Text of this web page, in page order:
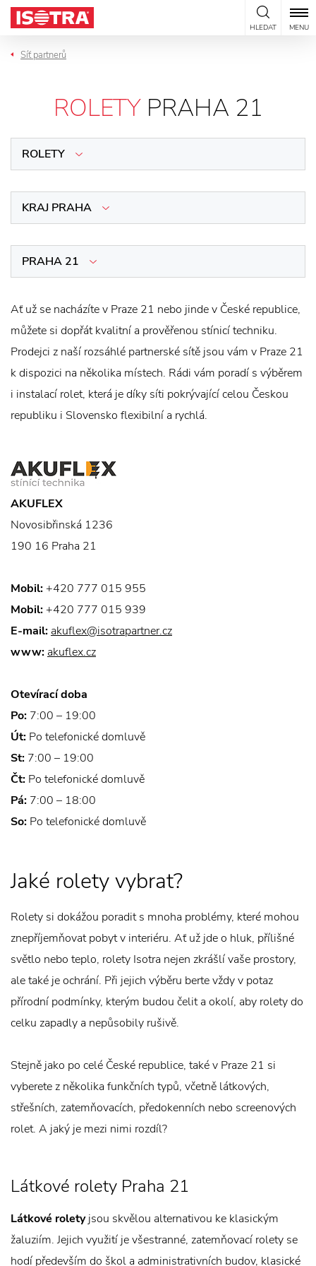
Přeskočit na obsah
HLEDAT MENU
Síť partnerů
ROLETYPRAHA 21
ROLETY
KRAJ PRAHA
PRAHA 21
Ať už se nacházíte v Praze 21 nebo jinde v České republice,
můžete si dopřát kvalitní a prověřenou stínicí techniku.
Prodejci z naší rozsáhlé partnerské sítě jsou vám v Praze 21
k dispozici na několika místech. Rádi vám poradí s výběrem
i instalací rolet, která je díky síti pokrývající celou Českou
republiku i Slovensko flexibilní a rychlá.
AKUFLEX
Novosibřinská 1236
190 16 Praha 21
Mobil: +420 777 015 955
Mobil: +420 777 015 939
E-mail: akuflex@isotrapartner.cz
www: akuflex.cz
Otevírací doba
Po: 7:00 – 19:00
Út: Po telefonické domluvě
St: 7:00 – 19:00
Čt: Po telefonické domluvě
Pá: 7:00 – 18:00
So: Po telefonické domluvě
Jaké rolety vybrat?
Rolety si dokážou poradit s mnoha problémy, které mohou
znepříjemňovat pobyt v interiéru. Ať už jde o hluk, přílišné
světlo nebo teplo, rolety Isotra nejen zkrášlí vaše prostory,
ale také je ochrání. Při jejich výběru berte vždy v potaz
přírodní podmínky, kterým budou čelit a okolí, aby rolety do
celku zapadly a nepůsobily rušivě.
Stejně jako po celé České republice, také v Praze 21 si
vyberete z několika funkčních typů, včetně látkových,
střešních, zatemňovacích, předokenních nebo screenových
rolet. A jaký je mezi nimi rozdíl?
Látkové rolety Praha 21
Látkové roletyjsou skvělou alternativou ke klasickým
žaluziím. Jejich využití je všestranné, zatemňovací rolety se
hodí především do škol a administrativních budov, klasické